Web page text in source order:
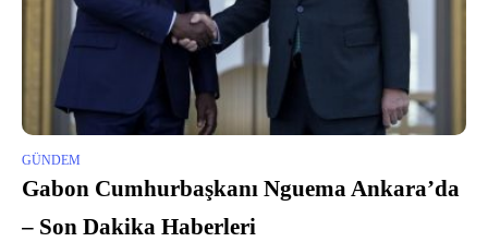
GÜNDEM
Gabon Cumhurbaşkanı Nguema Ankara’da
– Son Dakika Haberleri